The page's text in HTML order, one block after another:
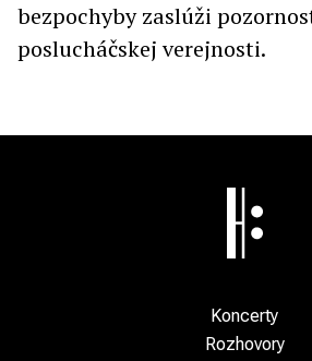
bezpochyby zaslúži
poslucháčskej verejnosti.
Koncerty
Rozhovory